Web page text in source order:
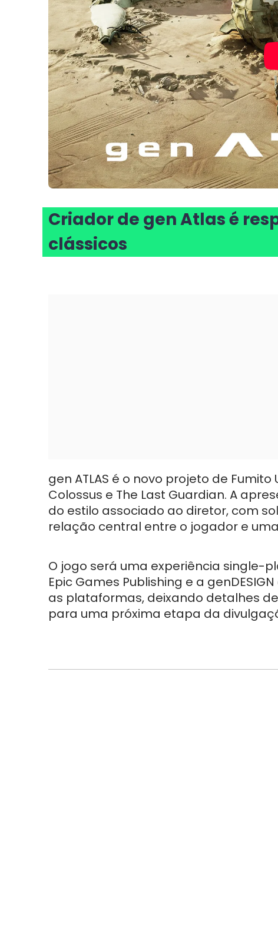
Criador de gen Atlas é
clássicos
gen ATLAS é o novo projeto de
Colossus e The Last Guardian. A
do estilo associado ao diretor, com
relação central entre o jogador e
O jogo será uma experiência single-
Epic Games Publishing e a
as plataformas, deixando detalhes
para uma próxima etapa da